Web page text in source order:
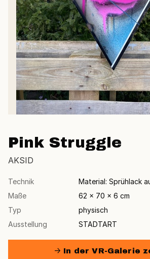
Pink Struggle
AKSID
Technik
Material: Sprühlack
Maße
62 × 70 × 6 cm
Typ
physisch
Ausstellung
STADTART
→ In der VR-Galerie